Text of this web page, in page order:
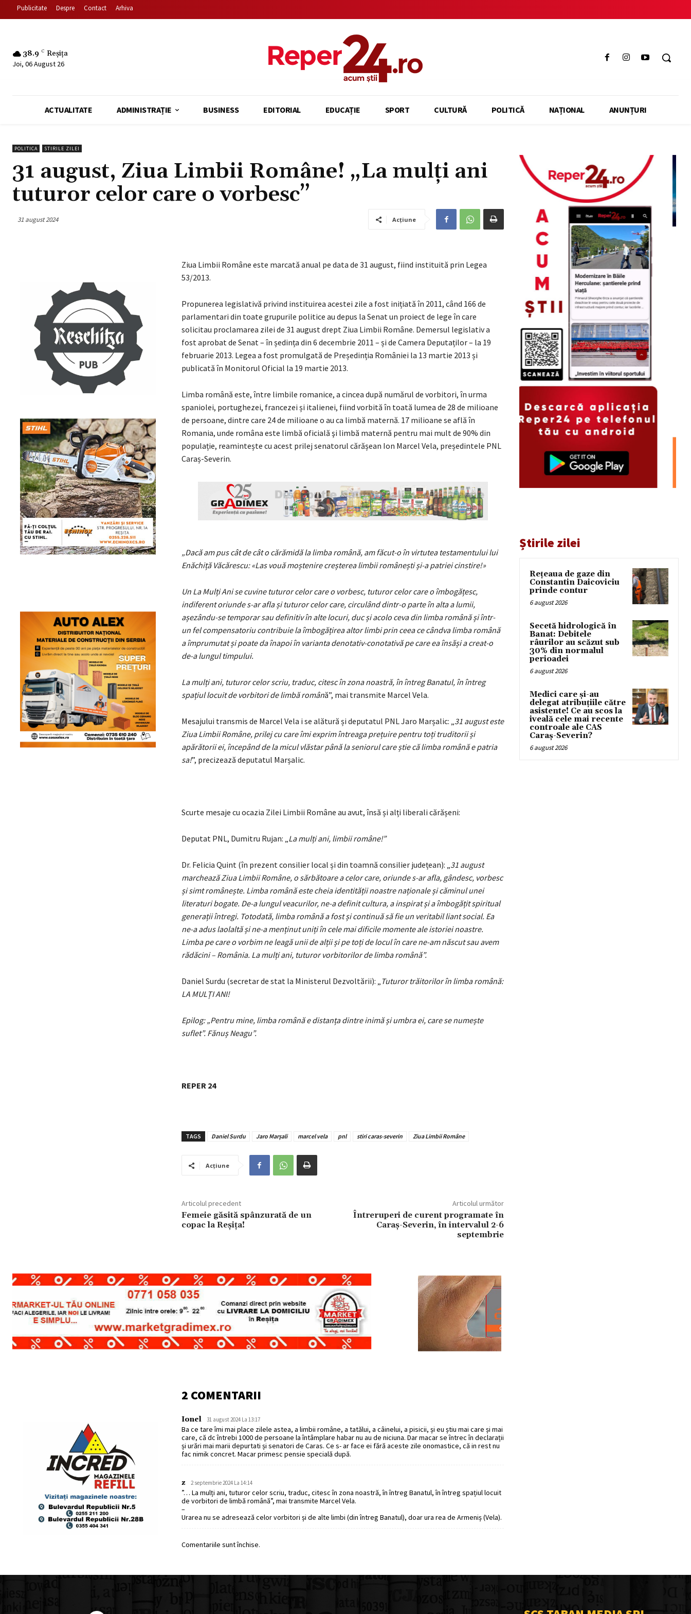
Publicitate Despre Contact Arhiva
38.9 C Reșița
Joi, 06 August 26
ACTUALITATE ADMINISTRAȚIE BUSINESS EDITORIAL EDUCAȚIE SPORT CULTURĂ POLITICĂ NAȚIONAL ANUNȚURI
POLITICA STIRILE ZILEI
31 august, Ziua Limbii Române! „La mulți ani
tuturor celor care o vorbesc”
31 august 2024 Acțiune
Ziua Limbii Române este marcată anual pe data de 31 august, fiind instituită prin Legea
53/2013.
Propunerea legislativă privind instituirea acestei zile a fost inițiată în 2011, când 166 de
parlamentari din toate grupurile politice au depus la Senat un proiect de lege în care
solicitau proclamarea zilei de 31 august drept Ziua Limbii Române. Demersul legislativ a
fost aprobat de Senat – în ședința din 6 decembrie 2011 – și de Camera Deputaților – la 19
februarie 2013. Legea a fost promulgată de Președinția României la 13 martie 2013 și
publicată în Monitorul Oficial la 19 martie 2013.
Limba română este, între limbile romanice, a cincea după numărul de vorbitori, în urma
spaniolei, portughezei, francezei și italienei, fiind vorbită în toată lumea de 28 de milioane
de persoane, dintre care 24 de milioane o au ca limbă maternă. 17 milioane se află în
Romania, unde româna este limbă oficială şi limbă maternă pentru mai mult de 90% din
populație, reamintește cu acest prilej senatorul cărășean Ion Marcel Vela, președintele PNL
Caraș-Severin.
„Dacă am pus cât de cât o cărămidă la limba română, am făcut-o în virtutea testamentului lui
Enăchiță Văcărescu: «Las vouă moștenire creșterea limbii românești și-a patriei cinstire!»
Un La Mulți Ani se cuvine tuturor celor care o vorbesc, tuturor celor care o îmbogățesc,
indiferent oriunde s-ar afla și tuturor celor care, circulând dintr-o parte în alta a lumii,
așezându-se temporar sau definitiv în alte locuri, duc și acolo ceva din limba română și într-
un fel compensatoriu contribuie la îmbogățirea altor limbi prin ceea ce cândva limba română
a împrumutat și poate da înapoi în varianta denotativ-conotativă pe care ea însăși a creat-o
de-a lungul timpului.
La mulți ani, tuturor celor scriu, traduc, citesc în zona noastră, în întreg Banatul, în întreg
spațiul locuit de vorbitori de limbă română”, mai transmite Marcel Vela.
Mesajului transmis de Marcel Vela i se alătură și deputatul PNL Jaro Marșalic: „31 august este
Ziua Limbii Române, prilej cu care îmi exprim întreaga prețuire pentru toți truditorii și
apărătorii ei, începând de la micul vlăstar până la seniorul care știe că limba română e patria
sa!”, precizează deputatul Marșalic.
Scurte mesaje cu ocazia Zilei Limbii Române au avut, însă și alți liberali cărășeni:
Deputat PNL, Dumitru Rujan: „La mulți ani, limbii române!”
Dr. Felicia Quint (în prezent consilier local și din toamnă consilier județean): „31 august
marchează Ziua Limbii Române, o sărbătoare a celor care, oriunde s-ar afla, gândesc, vorbesc
și simt românește. Limba română este cheia identității noastre naționale și căminul unei
literaturi bogate. De-a lungul veacurilor, ne-a definit cultura, a inspirat și a îmbogățit spiritual
generații întregi. Totodată, limba română a fost și continuă să fie un veritabil liant social. Ea
ne-a adus laolaltă și ne-a menținut uniți în cele mai dificile momente ale istoriei noastre.
Limba pe care o vorbim ne leagă unii de alții și pe toți de locul în care ne-am născut sau avem
rădăcini – România. La mulți ani, tuturor vorbitorilor de limba română”.
Daniel Surdu (secretar de stat la Ministerul Dezvoltării): „ Tuturor trăitorilor în limba română:
LA MULȚI ANI!
Epilog: „Pentru mine, limba română e distanța dintre inimă și umbra ei, care se numește
suflet”. Fănuș Neagu”.
REPER 24
TAGS Daniel Surdu Jaro Marșali marcel vela pnl stiri caras-severin Ziua Limbii Române
Acțiune
Articolul precedent
Femeie găsită spânzurată de un
copac la Reșița!
Articolul următor
Întreruperi de curent programate în
Caraș-Severin, în intervalul 2-6
septembrie
2 COMENTARII
Ionel 31 august 2024 La 13:17
Ba ce tare îmi mai place zilele astea, a limbii române, a tatălui, a câinelui, a pisicii, și eu știu mai care și mai
care, că dc întrebi 1000 de persoane la întâmplare habar nu au de niciuna. Dar macar se întrec în declarații
și urări mai marii depurtati și senatori de Caras. Ce s- ar face ei fără aceste zile onomastice, că in rest nu
fac nimik concret. Macar primesc pensie specială după.
z 2 septembrie 2024 La 14:14
”… La mulți ani, tuturor celor scriu, traduc, citesc în zona noastră, în întreg Banatul, în întreg spațiul locuit
de vorbitori de limbă română”, mai transmite Marcel Vela.
–
Urarea nu se adresează celor vorbitori și de alte limbi (din întreg Banatul), doar ura rea de Armeniș (Vela).
Comentariile sunt închise.
Știrile zilei
Rețeaua de gaze din
Constantin Daicoviciu
prinde contur
6 august 2026
Secetă hidrologică în
Banat: Debitele
râurilor au scăzut sub
30% din normalul
perioadei
6 august 2026
Medici care și-au
delegat atribuțiile către
asistente! Ce au scos la
iveală cele mai recente
controale ale CAS
Caraș-Severin?
6 august 2026